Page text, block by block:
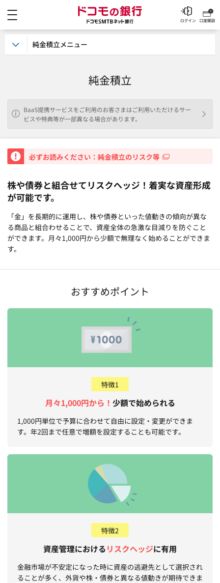
ドコモの銀行 ドコモ
口座開設
ログイン
純金積立
BaaS提携サービスをご利用のお客さまはご利用いただけるサー
ビスや特典等が一部異なる場合があります。
重要
必ずお読みください：純金積立のリスク等
株や債券と組合せてリスクヘッジ！着実な資産形成
が可能です。
「金」を長期的に運用し、株や債券といった値動きの傾向が異な
る商品と組合わせることで、資産全体の急激な目減りを防ぐこと
ができます。月々1,000円から少額で無理なく始めることができま
す。
おすすめポイント
特徴1
月々1,000円から！ 少額で始められる
1,000円単位で予算に合わせて自由に設定・変更ができま
す。年2回まで任意で増額を設定することも可能です。
特徴2
資産管理における リスクヘッジに有用
金融市場が不安定になった時に資産の逃避先として選択され
ることが多く、外貨や株・債券と異なる値動きが期待できま
純金積立メニュー